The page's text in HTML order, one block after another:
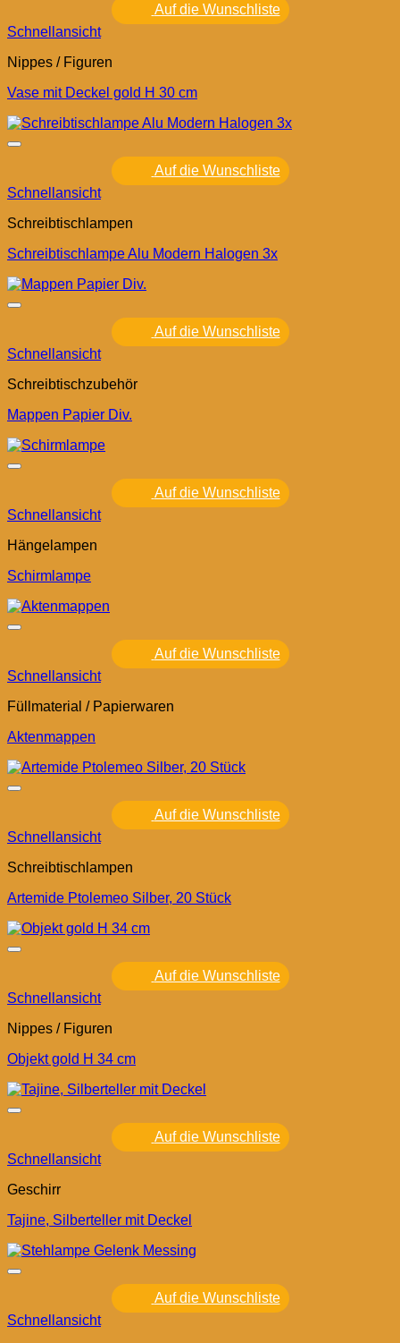
Auf die Wunschliste
Schnellansicht
Nippes / Figuren
Vase mit Deckel gold H 30 cm
Auf die Wunschliste
Schnellansicht
Schreibtischlampen
Schreibtischlampe Alu Modern Halogen 3x
Auf die Wunschliste
Schnellansicht
Schreibtischzubehör
Mappen Papier Div.
Auf die Wunschliste
Schnellansicht
Hängelampen
Schirmlampe
Auf die Wunschliste
Schnellansicht
Füllmaterial / Papierwaren
Aktenmappen
Auf die Wunschliste
Schnellansicht
Schreibtischlampen
Artemide Ptolemeo Silber, 20 Stück
Auf die Wunschliste
Schnellansicht
Nippes / Figuren
Objekt gold H 34 cm
Auf die Wunschliste
Schnellansicht
Geschirr
Tajine, Silberteller mit Deckel
Auf die Wunschliste
Schnellansicht